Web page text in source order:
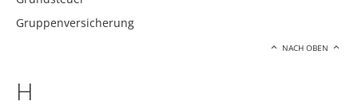
Gruppenversicherung
NACH OBEN
H